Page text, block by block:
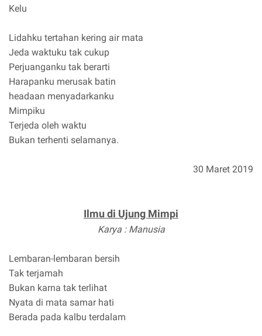
Kelu
Lidahku tertahan kering air mata
Jeda waktuku tak cukup
Perjuanganku tak berarti
Harapanku merusak batin
headaan menyadarkanku
Mimpiku
Terjeda oleh waktu
Bukan terhenti selamanya.
30 Maret 2019
Ilmu di Ujung Mimpi
Karya : Manusia
Lembaran-lembaran bersih
Tak terjamah
Bukan karna tak terlihat
Nyata di mata samar hati
Berada pada kalbu terdalam